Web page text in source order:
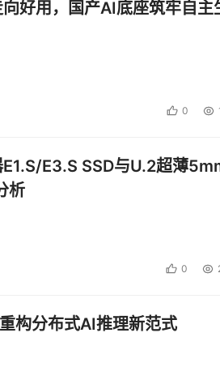
交通，作为三大基础设施之一被最
的兼容与互通。
好用，国产AI底座筑牢自主
0
E3.S SSD与U.2超薄
析
0
构分布式AI推理新范式